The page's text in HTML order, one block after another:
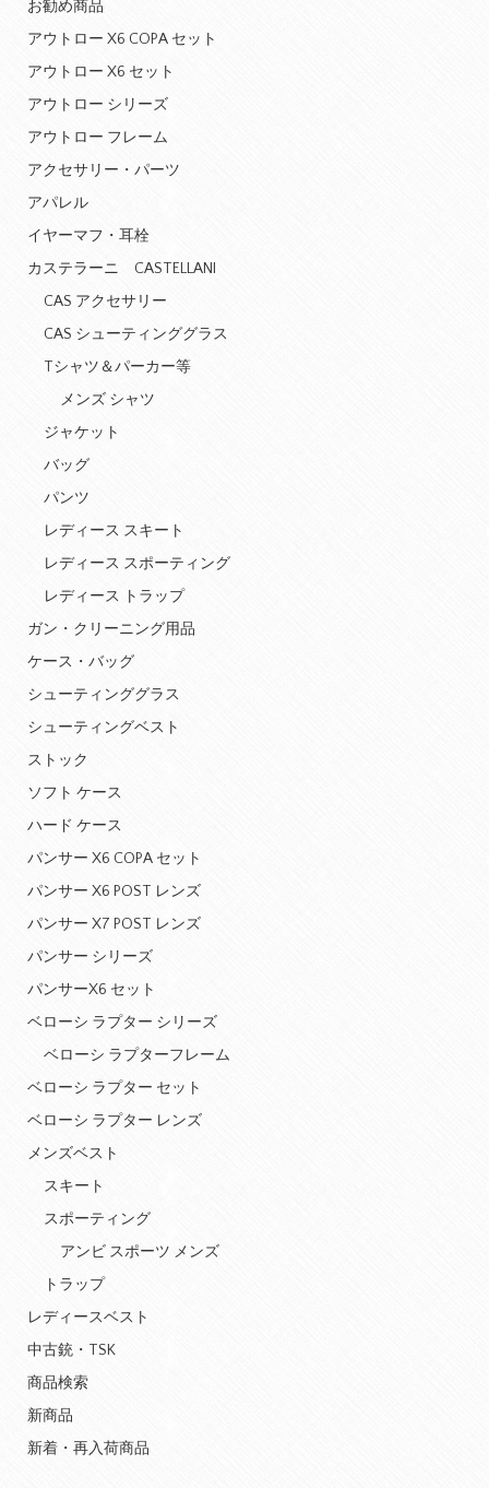
お勧め商品
アウトロー X6 COPA セット
アウトロー X6 セット
アウトロー シリーズ
アウトロー フレーム
アクセサリー・パーツ
アパレル
イヤーマフ・耳栓
カステラーニ CASTELLANI
CAS アクセサリー
CAS シューティンググラス
Tシャツ＆パーカー等
メンズ シャツ
ジャケット
バッグ
パンツ
レディース スキート
レディース スポーティング
レディース トラップ
ガン・クリーニング用品
ケース・バッグ
シューティンググラス
シューティングベスト
ストック
ソフト ケース
ハード ケース
パンサー X6 COPA セット
パンサー X6 POST レンズ
パンサー X7 POST レンズ
パンサー シリーズ
パンサーX6 セット
ベローシ ラプター シリーズ
ベローシ ラプターフレーム
ベローシ ラプター セット
ベローシ ラプター レンズ
メンズベスト
スキート
スポーティング
アンビ スポーツ メンズ
トラップ
レディースベスト
中古銃・TSK
商品検索
新商品
新着・再入荷商品